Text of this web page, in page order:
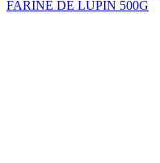
FARINE DE LUPIN 500G